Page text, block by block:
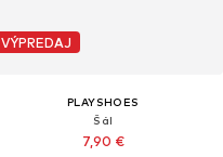
VÝPREDAJ
PLAYSHOES
Šál
7,90 €